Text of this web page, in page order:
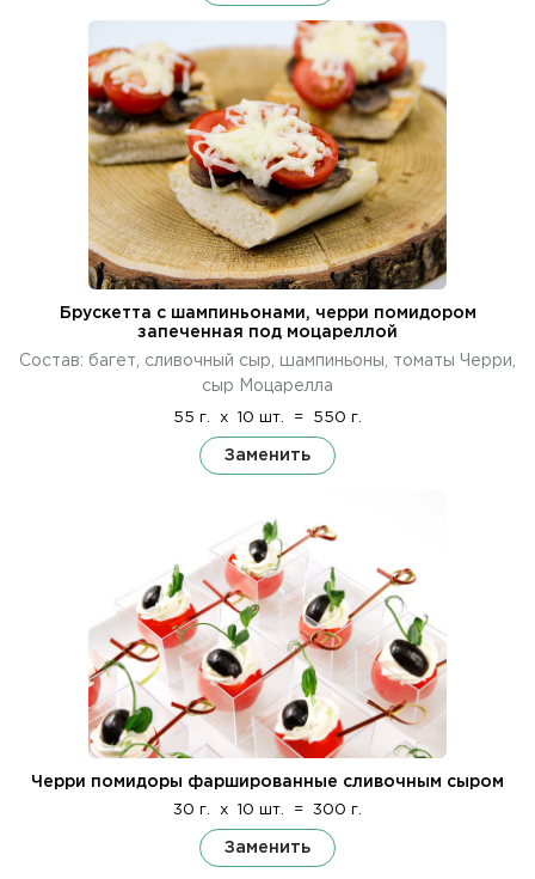
Брускетта с шампиньонами, черри помидором
запеченная под моцареллой
Состав: багет, сливочный сыр, шампиньоны, томаты Черри,
сыр Моцарелла
55 г. x 10 шт. = 550 г.
Заменить
Черри помидоры фаршированные сливочным сыром
30 г. x 10 шт. = 300 г.
Заменить